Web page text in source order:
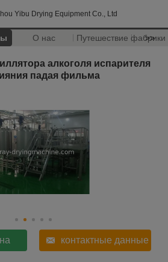
Yibu Drying Equipment Co., Ltd
О нас Путешествие фабрики
>>
алкоголя испарителя
падая фильма
контактные данные